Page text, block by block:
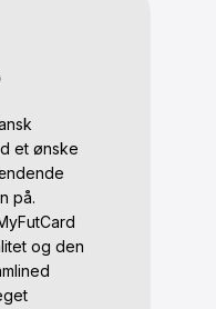
et ønske
på.
og den